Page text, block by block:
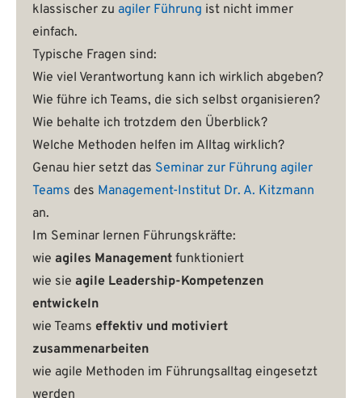
klassischer zu agiler Führung ist nicht immer
einfach.
Typische Fragen sind:
Wie viel Verantwortung kann ich wirklich abgeben?
Wie führe ich Teams, die sich selbst organisieren?
Wie behalte ich trotzdem den Überblick?
Welche Methoden helfen im Alltag wirklich?
Genau hier setzt das Seminar zur Führung agiler
Teams des Management-Institut Dr. A. Kitzmann
an.
Im Seminar lernen Führungskräfte:
wie agiles Management funktioniert
wie sie agile Leadership-Kompetenzen
entwickeln
wie Teams effektiv und motiviert
zusammenarbeiten
wie agile Methoden im Führungsalltag eingesetzt
werden